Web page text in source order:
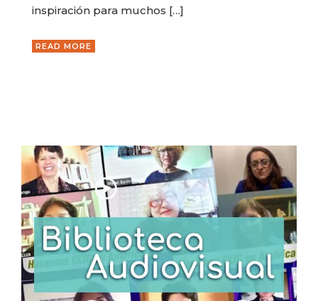
inspiración para muchos […]
READ MORE